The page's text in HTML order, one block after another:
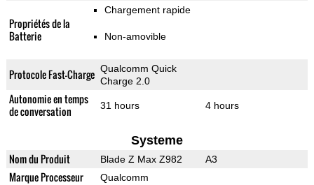
Propriétés de la
Batterie
Chargement rapide
Non-amovible
Protocole Fast-Charge Qualcomm Quick
Charge 2.0
Autonomie en temps
de conversation
31 hours 4 hours
Systeme
Nom du Produit Blade Z Max Z982 A3
Marque Processeur Qualcomm